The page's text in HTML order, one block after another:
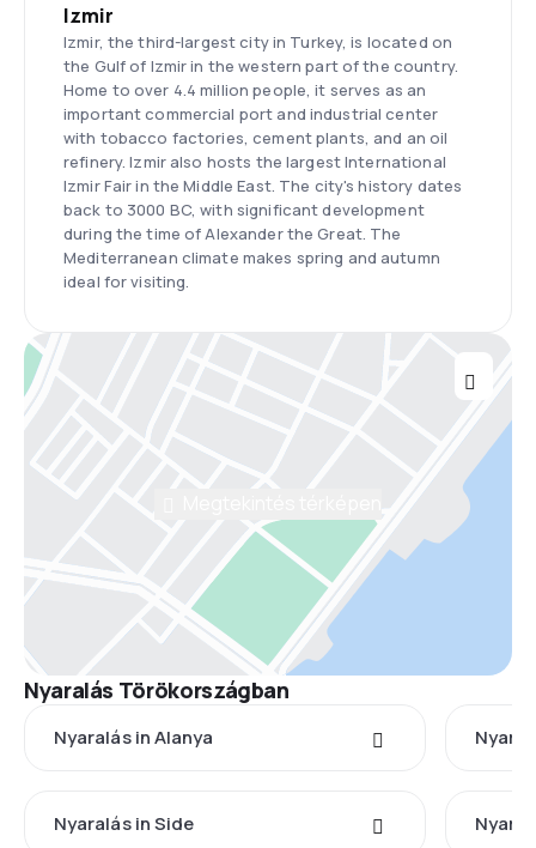
Izmir
Izmir, the third-largest city in Turkey, is located on
the Gulf of Izmir in the western part of the country.
Home to over 4.4 million people, it serves as an
important commercial port and industrial center
with tobacco factories, cement plants, and an oil
refinery. Izmir also hosts the largest International
Izmir Fair in the Middle East. The city's history dates
back to 3000 BC, with significant development
during the time of Alexander the Great. The
Mediterranean climate makes spring and autumn
ideal for visiting.
Nyaralás Törökországban
Nyaralás in Alanya
Nyaralás in Side